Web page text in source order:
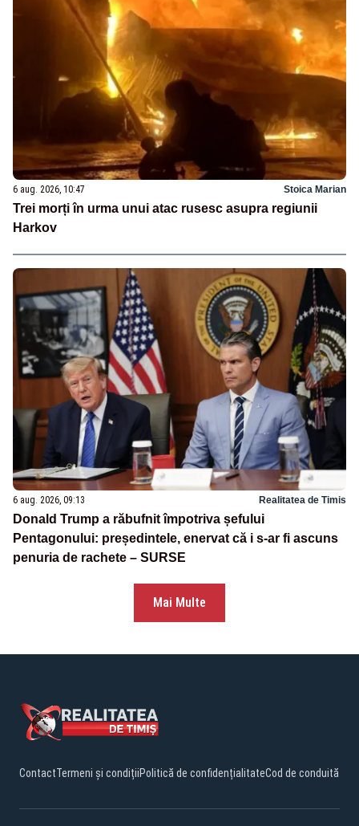
6 aug. 2026, 10:47 Stoica Marian
Trei morți în urma unui atac rusesc asupra regiunii
Harkov
6 aug. 2026, 09:13 Realitatea de Timis
Donald Trump a răbufnit împotriva șefului
Pentagonului: președintele, enervat că i s-ar fi ascuns
penuria de rachete – SURSE
Mai Multe
ContactTermeni și condițiiPolitică de confidențialitateCod de conduită